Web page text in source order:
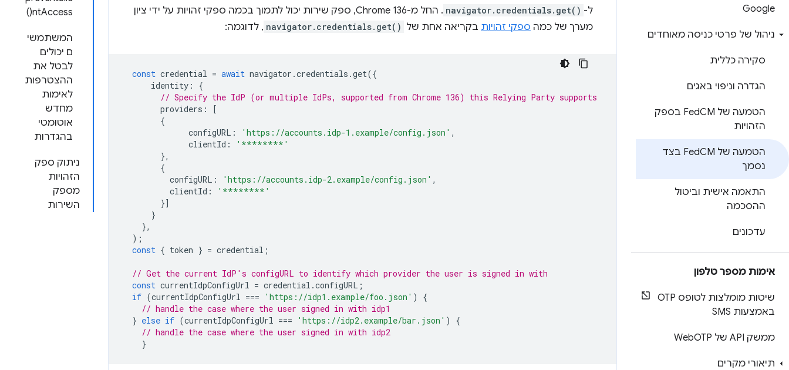
Google
ניהול של פרטי כניסה מאוחדים
סקירה כללית
הגדרה וניפוי באגים
הטמעה של Fed
CM בספק
הזהויות
הטמעה של Fed
CM בצד
נסמך
התאמה אישית וביטול
ההסכמה
עדכונים
אימות מספר טלפון
שיטות מומלצות לטופס OTP
באמצעות SMS
ממשק API של Web OTP
תיאורי מקרים
ntAccess()
המשתמשי
ם יכולים
לבטל את
ההצטרפות
לאימות
מחדש
אוטומטי
בהגדרות
ניתוק ספק
הזהויות
מספק
השירות
ל- navigator.credentials.get()
. החל מ-Chrome 136, ספק שירות יכול לתמוך בכמה ספקי זהויות על ידי ציון
מערך של כמה ספקי זהויות בקריאה אחת של navigator.credentials.get() , לדוגמה:
const credential = await navigator .credentials .get({
identity :
{
// Specify the IdP (or multiple IdPs, supported from Chrome 136) this Relying Party supports
providers :
[
{
configURL : 'https://accounts.idp-1.example/config.json' ,
clientId :
'********'
},
{
configURL : 'https://accounts.idp-2.example/config.json' ,
clientId :
'********'
}]
}
},
);
const { token } = credential ;
// Get the current IdP's configURL to identify which provider the user is signed in with
const currentIdpConfigUrl = credential .configURL ;
if (currentIdpConfigUrl === 'https://idp1.example/foo.json' )
{
// handle the case where the user signed in with idp1
} else if (currentIdpConfigUrl === 'https://idp2.example/bar.json' )
{
// handle the case where the user signed in with idp2
}